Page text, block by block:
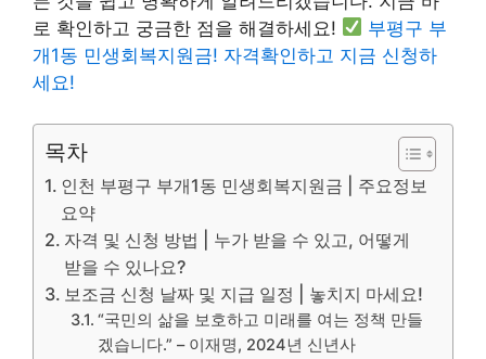
로 확인하고 궁금한 점을 해결하세요!
부평구 부
개1동 민생회복지원금! 자격확인하고 지금 신청하
세요!
목차
인천 부평구 부개1동 민생회복지원금 | 주요정보
요약
자격 및 신청 방법 | 누가 받을 수 있고, 어떻게
받을 수 있나요?
보조금 신청 날짜 및 지급 일정 | 놓치지 마세요!
“국민의 삶을 보호하고 미래를 여는 정책 만들
겠습니다.” – 이재명, 2024년 신년사